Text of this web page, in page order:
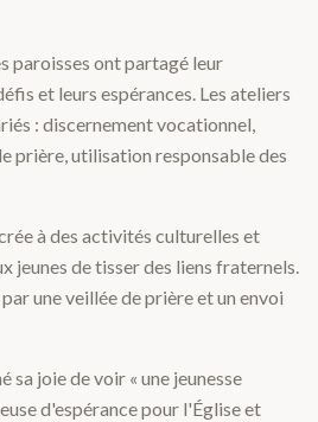
paroisses ont partagé leur
et leurs espérances. Les ateliers
: discernement vocationnel,
prière, utilisation responsable des
à des activités culturelles et
jeunes de tisser des liens fraternels.
une veillée de prière et un envoi
joie de voir « une jeunesse
d'espérance pour l'Église et